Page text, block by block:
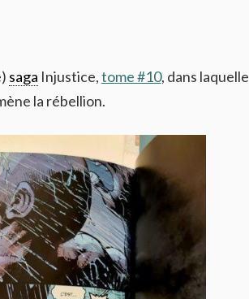
saga Injustice,tome #10, dans laquelle
la rébellion.